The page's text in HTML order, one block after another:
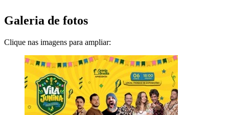
Galeria de fotos
Clique nas imagens para ampliar: